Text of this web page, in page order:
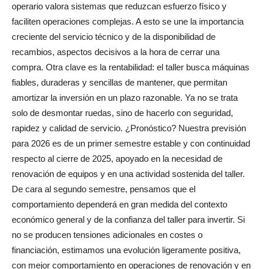
operario valora sistemas que reduzcan esfuerzo físico y
faciliten operaciones complejas. A esto se une la importancia
creciente del servicio técnico y de la disponibilidad de
recambios, aspectos decisivos a la hora de cerrar una
compra. Otra clave es la rentabilidad: el taller busca máquinas
fiables, duraderas y sencillas de mantener, que permitan
amortizar la inversión en un plazo razonable. Ya no se trata
solo de desmontar ruedas, sino de hacerlo con seguridad,
rapidez y calidad de servicio. ¿Pronóstico? Nuestra previsión
para 2026 es de un primer semestre estable y con continuidad
respecto al cierre de 2025, apoyado en la necesidad de
renovación de equipos y en una actividad sostenida del taller.
De cara al segundo semestre, pensamos que el
comportamiento dependerá en gran medida del contexto
económico general y de la confianza del taller para invertir. Si
no se producen tensiones adicionales en costes o
financiación, estimamos una evolución ligeramente positiva,
con mejor comportamiento en operaciones de renovación y en